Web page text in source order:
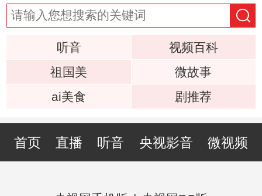
听音
视频百科
祖国美
微故事
ai美食
剧推荐
首页 直播 听音 央视影音 微视频